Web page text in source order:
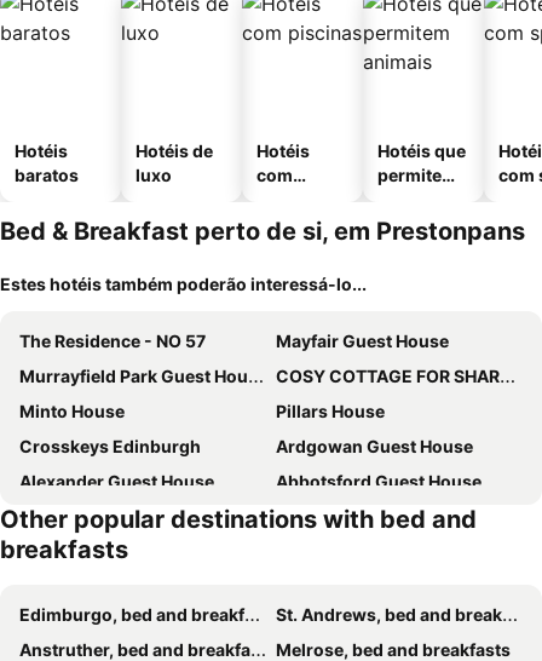
Hotéis
baratos
Hotéis de
luxo
Hotéis
com
Hotéis que
permitem
com
Bed & Breakfast perto de si, em Prestonpans
Estes hotéis também poderão interessá-lo...
The Residence - NO 57
Mayfair Guest House
Murrayfield Park Guest House
COSY COTTAGE FOR SHARE , Private Double Room, Wifi, Parking, Garden
Minto House
Pillars House
Crosskeys Edinburgh
Ardgowan Guest House
Alexander Guest House
Abbotsford Guest House
Menzies Guest House
Dalry Guest House
Allison House 17
Double Edinburgh Homestay
Duddingston Guest House - Rooms Only
Braveheart Guest House
Dorstan House
Other popular destinations with bed and
breakfasts
Edimburgo, bed and breakfasts
St. Andrews, bed and breakfasts
Anstruther, bed and breakfasts
Melrose, bed and breakfasts